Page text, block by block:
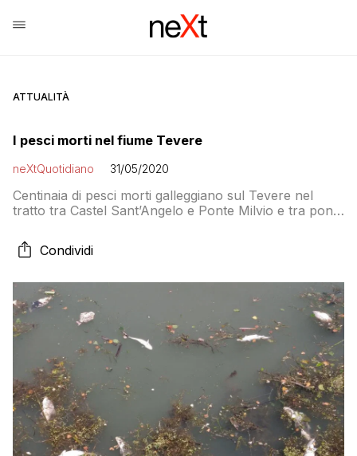
ATTUALITÀ
I pesci morti nel fiume Tevere
neXtQuotidiano 31/05/2020
Centinaia di pesci morti galleggiano sul Tevere nel
tratto tra Castel Sant’Angelo e Ponte Milvio e tra ponte
ciclabile. La ASL Roma 1 domani effettuerà un
sopralluogo
Condividi